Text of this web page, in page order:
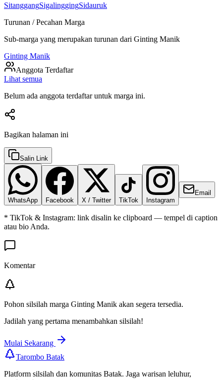
SitanggangSigalinggingSidauruk
Turunan / Pecahan Marga
Sub-marga yang merupakan turunan dari Ginting Manik
Ginting Manik
Anggota Terdaftar
Lihat semua
Belum ada anggota terdaftar untuk marga ini.
Bagikan halaman ini
Salin Link
WhatsApp Facebook X / Twitter TikTok Instagram
Email
* TikTok & Instagram: link disalin ke clipboard — tempel di caption
atau bio Anda.
Komentar
Pohon silsilah marga Ginting Manik akan segera tersedia.
Jadilah yang pertama menambahkan silsilah!
Mulai Sekarang
Tarombo Batak
Platform silsilah dan komunitas Batak. Jaga warisan leluhur,